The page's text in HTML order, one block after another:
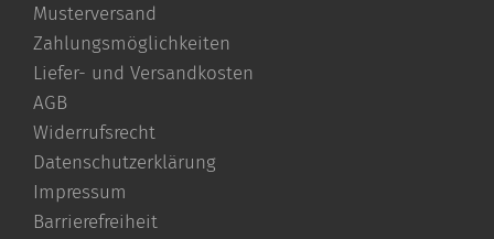
Musterversand
Zahlungsmöglichkeiten
Liefer- und Versandkosten
AGB
Widerrufsrecht
Datenschutzerklärung
Impressum
Barrierefreiheit